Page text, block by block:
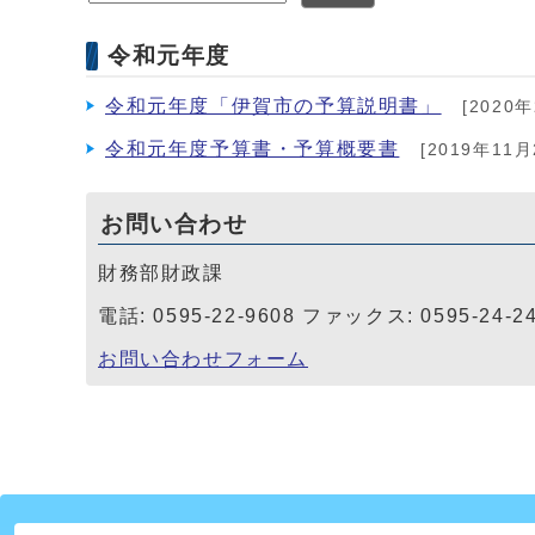
令和元年度
令和元年度「伊賀市の予算説明書」 [2020
令和元年度予算書・予算概要書 [2019年11月
お問い合わせ
財務部財政課
電話: 0595-22-9608 ファックス: 0595-24-
お問い合わせフォーム